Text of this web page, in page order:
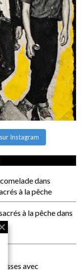
Instagram
dans
à la pêche
à la pêchedans
avec